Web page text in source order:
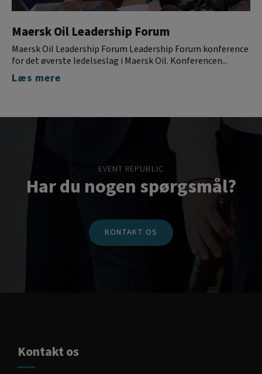
Maersk Oil Leadership Forum
Maersk Oil Leadership Forum Leadership Forum konference
for det øverste ledelseslag i Maersk Oil. Konferencen...
Læs mere
EVENT REPUBLIC
Har du nogen spørgsmål?
KONTAKT OS
Kontakt os